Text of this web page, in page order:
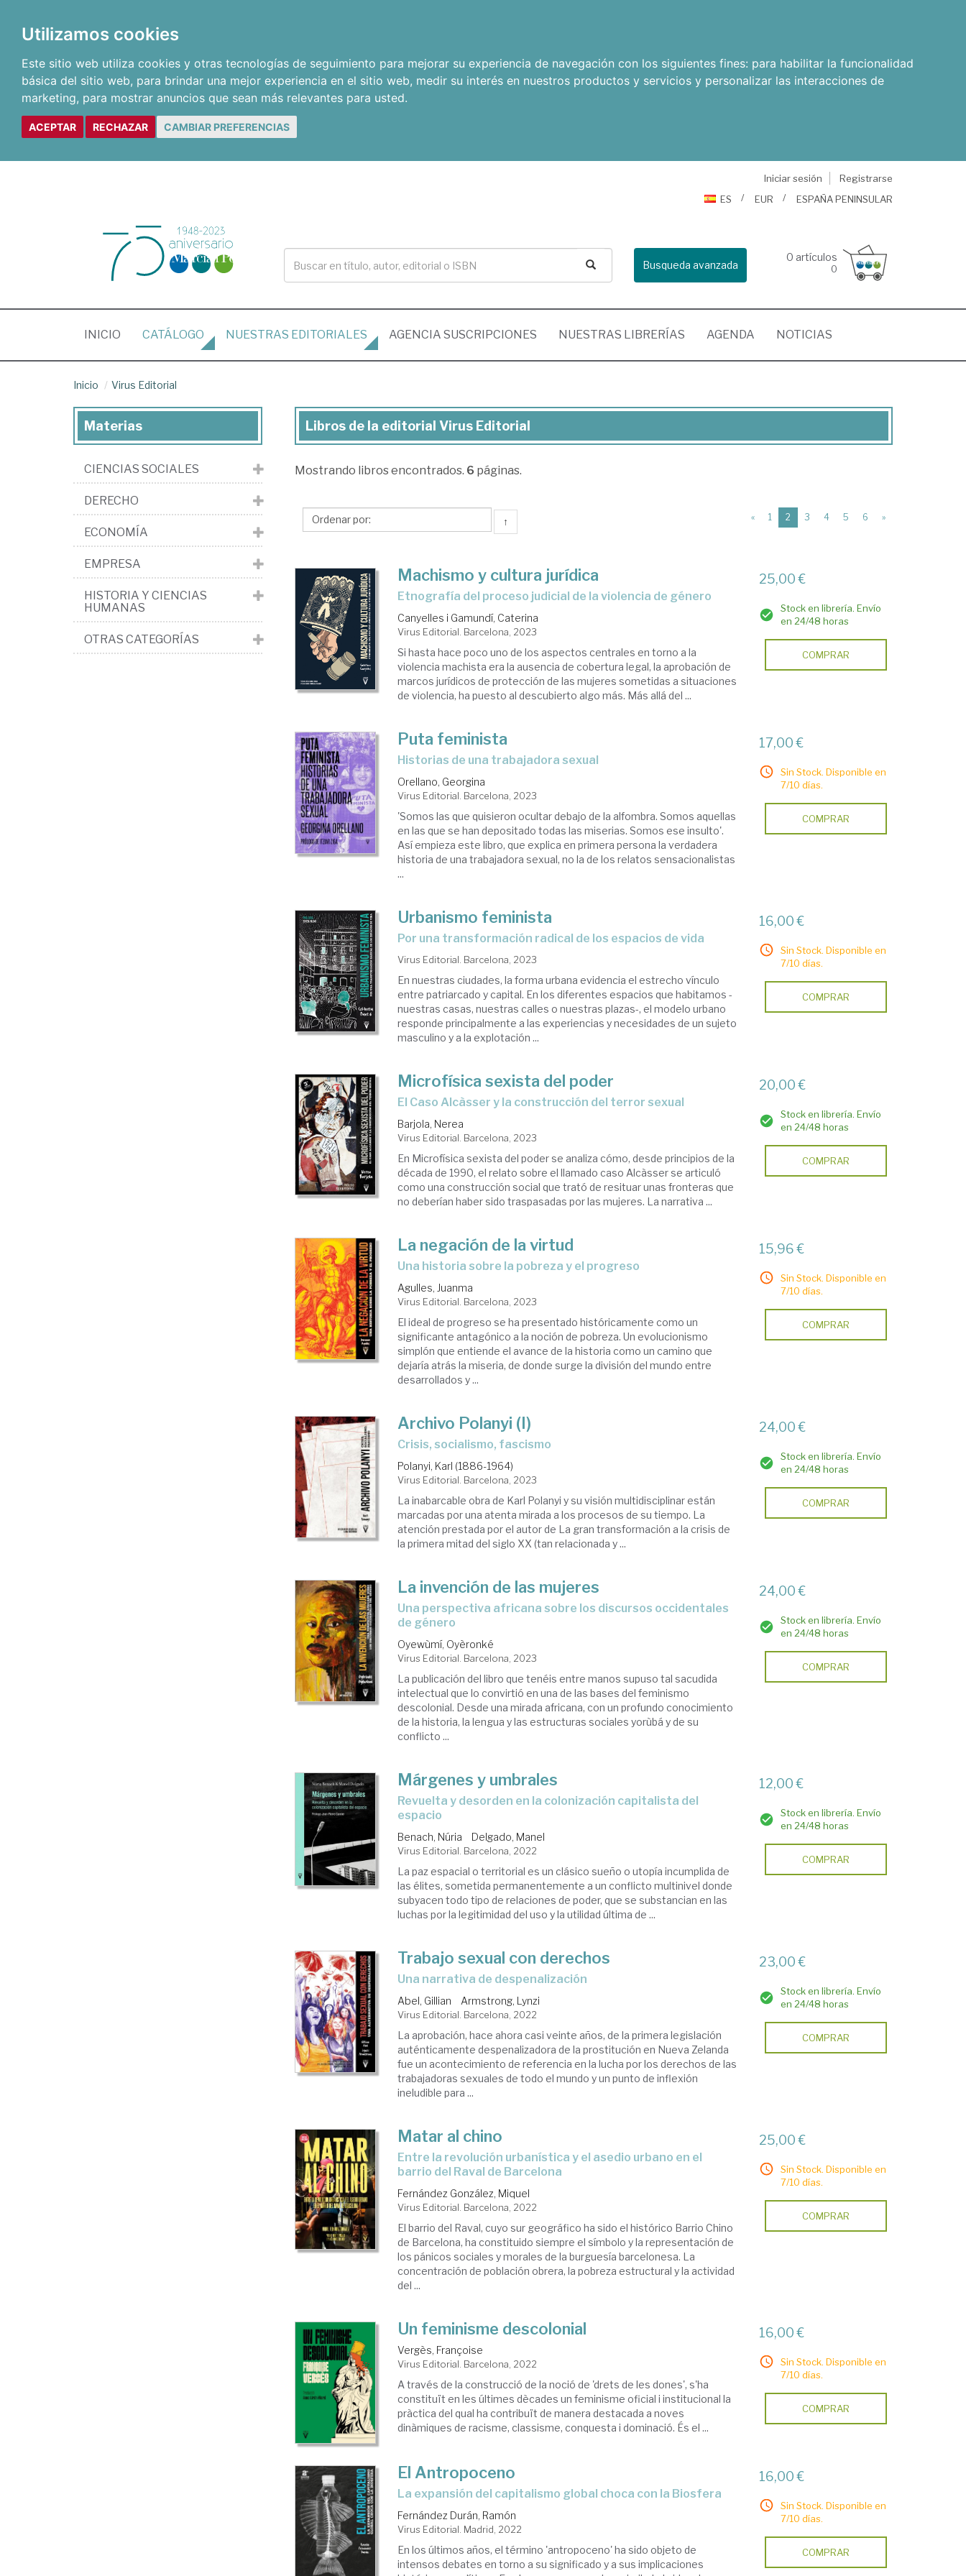
Utilizamos cookies
Este sitio web utiliza cookies y otras tecnologías de seguimiento para mejorar su experiencia de navegación con los siguientes fines: para habilitar la funcionalidad
básica del sitio web, para brindar una mejor experiencia en el sitio web, medir su interés en nuestros productos y servicios y personalizar las interacciones de
marketing, para mostrar anuncios que sean más relevantes para usted.
ACEPTAR RECHAZAR CAMBIAR PREFERENCIAS
Iniciar sesión
Registrarse
ES
EUR ESPAÑA PENINSULAR
Busqueda avanzada
0 artículos
0
INICIO (CURRENT)
CATÁLOGO NUESTRAS EDITORIALES AGENCIA SUSCRIPCIONES NUESTRAS LIBRERÍAS AGENDA NOTICIAS
Inicio Virus Editorial
Libros
la
Virus
Libros de la editorial Virus Editorial
Mostrando libros encontrados. 6 páginas.
↑ « 1 2 (current)
3 4 5 6 »
Machismo y cultura jurídica
etnografía del proceso judicial de la violencia de género
Canyelles i Gamundí, Caterina
Virus Editorial. Barcelona, 2023
Si hasta hace poco uno de los aspectos centrales en torno a la
violencia machista era la ausencia de cobertura legal, la aprobación de
marcos jurídicos de protección de las mujeres sometidas a situaciones
de violencia, ha puesto al descubierto algo más. Más allá del ...
25,00 €
Stock en librería. Envío
en 24/48 horas
COMPRAR
Puta feminista
historias de una trabajadora sexual
Orellano, Georgina
Virus Editorial. Barcelona, 2023
'Somos las que quisieron ocultar debajo de la alfombra. Somos aquellas
en las que se han depositado todas las miserias. Somos ese insulto'.
Así empieza este libro, que explica en primera persona la verdadera
historia de una trabajadora sexual, no la de los relatos sensacionalistas
...
17,00 €
Sin Stock. Disponible en
7/10 días.
COMPRAR
Urbanismo feminista
Por una transformación radical de los espacios de vida
Virus Editorial. Barcelona, 2023
En nuestras ciudades, la forma urbana evidencia el estrecho vínculo
entre patriarcado y capital. En los diferentes espacios que habitamos -
nuestras casas, nuestras calles o nuestras plazas-, el modelo urbano
responde principalmente a las experiencias y necesidades de un sujeto
masculino y a la explotación ...
16,00 €
Sin Stock. Disponible en
7/10 días.
COMPRAR
Microfísica sexista del poder
el Caso Alcàsser y la construcción del terror sexual
Barjola, Nerea
Virus Editorial. Barcelona, 2023
En Microfísica sexista del poder se analiza cómo, desde principios de la
década de 1990, el relato sobre el llamado caso Alcàsser se articuló
como una construcción social que trató de resituar unas fronteras que
no deberían haber sido traspasadas por las mujeres. La narrativa ...
20,00 €
Stock en librería. Envío
en 24/48 horas
COMPRAR
La negación de la virtud
una historia sobre la pobreza y el progreso
Agulles, Juanma
Virus Editorial. Barcelona, 2023
El ideal de progreso se ha presentado históricamente como un
significante antagónico a la noción de pobreza. Un evolucionismo
simplón que entiende el avance de la historia como un camino que
dejaría atrás la miseria, de donde surge la división del mundo entre
desarrollados y ...
15,96 €
Sin Stock. Disponible en
7/10 días.
COMPRAR
Archivo Polanyi (I)
crisis, socialismo, fascismo
Polanyi, Karl (1886-1964)
Virus Editorial. Barcelona, 2023
La inabarcable obra de Karl Polanyi y su visión multidisciplinar están
marcadas por una atenta mirada a los procesos de su tiempo. La
atención prestada por el autor de La gran transformación a la crisis de
la primera mitad del siglo XX (tan relacionada y ...
24,00 €
Stock en librería. Envío
en 24/48 horas
COMPRAR
La invención de las mujeres
una perspectiva africana sobre los discursos occidentales
de género
Oyewùmí, Oyèronké
Virus Editorial. Barcelona, 2023
La publicación del libro que tenéis entre manos supuso tal sacudida
intelectual que lo convirtió en una de las bases del feminismo
descolonial. Desde una mirada africana, con un profundo conocimiento
de la historia, la lengua y las estructuras sociales yorùbá y de su
conflicto ...
24,00 €
Stock en librería. Envío
en 24/48 horas
COMPRAR
Márgenes y umbrales
revuelta y desorden en la colonización capitalista del
espacio
Benach, Núria Delgado, Manel
Virus Editorial. Barcelona, 2022
La paz espacial o territorial es un clásico sueño o utopía incumplida de
las élites, sometida permanentemente a un conflicto multinivel donde
subyacen todo tipo de relaciones de poder, que se substancian en las
luchas por la legitimidad del uso y la utilidad última de ...
12,00 €
Stock en librería. Envío
en 24/48 horas
COMPRAR
Trabajo sexual con derechos
una narrativa de despenalización
Abel, Gillian Armstrong, Lynzi
Virus Editorial. Barcelona, 2022
La aprobación, hace ahora casi veinte años, de la primera legislación
auténticamente despenalizadora de la prostitución en Nueva Zelanda
fue un acontecimiento de referencia en la lucha por los derechos de las
trabajadoras sexuales de todo el mundo y un punto de inflexión
ineludible para ...
23,00 €
Stock en librería. Envío
en 24/48 horas
COMPRAR
Matar al chino
entre la revolución urbanística y el asedio urbano en el
barrio del Raval de Barcelona
Fernández González, Miquel
Virus Editorial. Barcelona, 2022
El barrio del Raval, cuyo sur geográfico ha sido el histórico Barrio Chino
de Barcelona, ha constituido siempre el símbolo y la representación de
los pánicos sociales y morales de la burguesía barcelonesa. La
concentración de población obrera, la pobreza estructural y la actividad
del ...
25,00 €
Sin Stock. Disponible en
7/10 días.
COMPRAR
Un feminisme descolonial
Vergès, Françoise
Virus Editorial. Barcelona, 2022
A través de la construcció de la noció de 'drets de les dones', s'ha
constituït en les últimes dècades un feminisme oficial i institucional la
pràctica del qual ha contribuït de manera destacada a noves
dinàmiques de racisme, classisme, conquesta i dominació. És el ...
16,00 €
Sin Stock. Disponible en
7/10 días.
COMPRAR
El Antropoceno
la expansión del capitalismo global choca con la Biosfera
Fernández Durán, Ramón
Virus Editorial. Madrid, 2022
En los últimos años, el término 'antropoceno' ha sido objeto de
intensos debates en torno a su significado y a sus implicaciones
16,00 €
Sin Stock. Disponible en
7/10 días.
COMPRAR
Materias
CIENCIAS SOCIALES
DERECHO
ECONOMÍA
EMPRESA
HISTORIA Y CIENCIAS
HUMANAS
OTRAS CATEGORÍAS